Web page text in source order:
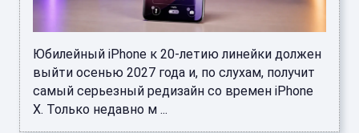
Юбилейный iPhone к 20-летию линейки должен
выйти осенью 2027 года и, по слухам, получит
самый серьезный редизайн со времен iPhone
X. Только недавно м ...